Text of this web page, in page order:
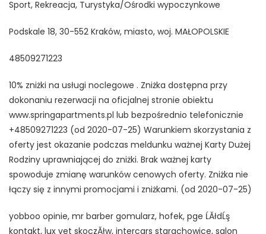
Sport, Rekreacja, Turystyka/Ośrodki wypoczynkowe
Podskale 18, 30-552 Kraków, miasto, woj. MAŁOPOLSKIE
48509271223
10% zniżki na usługi noclegowe . Zniżka dostępna przy
dokonaniu rezerwacji na oficjalnej stronie obiektu
www.springapartments.pl lub bezpośrednio telefonicznie
+48509271223 (od 2020-07-25) Warunkiem skorzystania z
oferty jest okazanie podczas meldunku ważnej Karty Dużej
Rodziny uprawniającej do zniżki. Brak ważnej karty
spowoduje zmianę warunków cenowych oferty. Zniżka nie
łączy się z innymi promocjami i zniżkami. (od 2020-07-25)
yobboo opinie, mr barber gomularz, hofek, pge ĹĂłdĹş
kontakt, lux vet skoczĂłw, intercars starachowice, salon